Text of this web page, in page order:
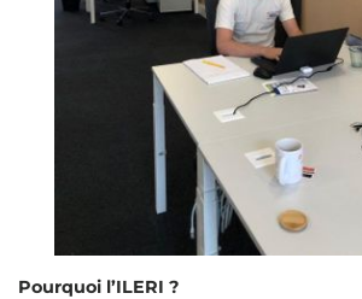
Pourquoi l’ILERI ?